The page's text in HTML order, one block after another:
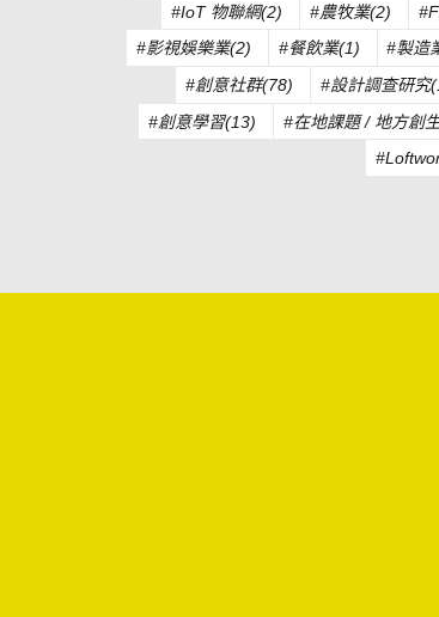
#IoT 物聯網(2)
#農牧業(2)
#影視娛樂業(2)
#餐飲業(1) #製造
#創意社群(78)
#設計調查研究
#創意學習(13)
#在地課題 / 地方創